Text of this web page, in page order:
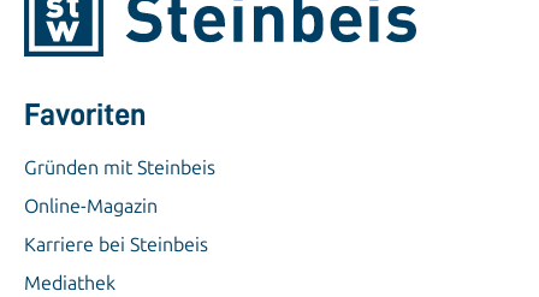
Favoriten
Gründen mit Steinbeis
Online-Magazin
Karriere bei Steinbeis
Mediathek